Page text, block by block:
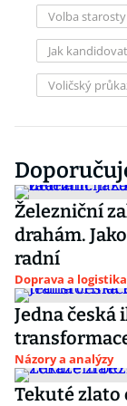
Volba
Jak
Voličský
Železniční
drahám.
radní
Doprava a logistika
Jedna česká
Názory a analýzy
Tekuté zlato